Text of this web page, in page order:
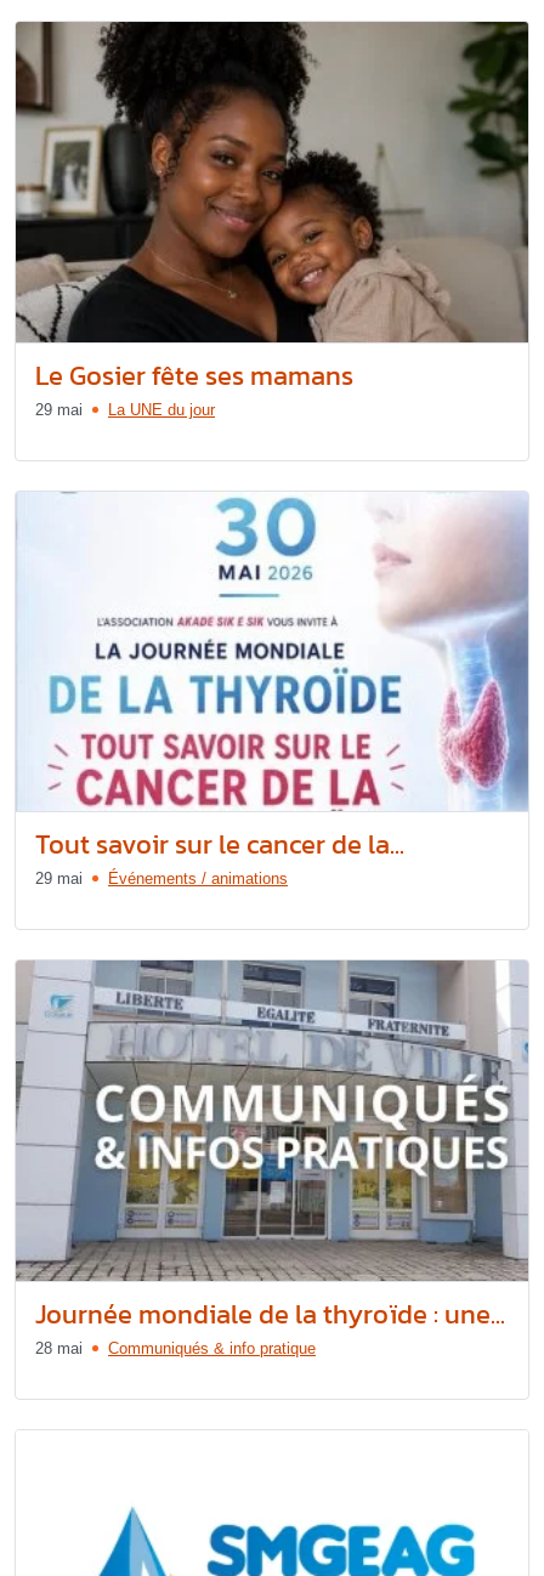
Le Gosier fête ses mamans
29 mai La UNE du jour
Tout savoir sur le cancer de la...
29 mai Événements / animations
Journée mondiale de la thyroïde : une...
28 mai Communiqués & info pratique